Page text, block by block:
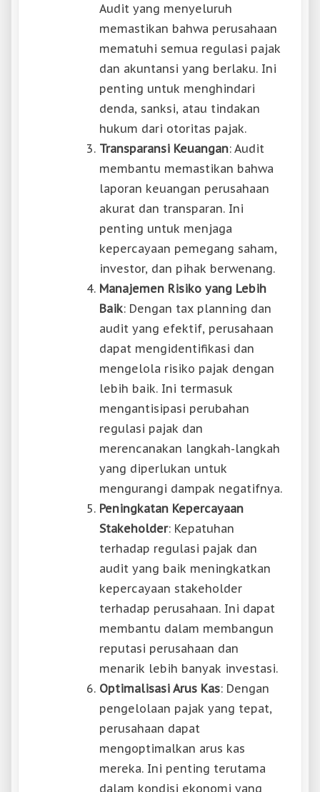
Audit yang menyeluruh
memastikan bahwa perusahaan
mematuhi semua regulasi pajak
dan akuntansi yang berlaku. Ini
penting untuk menghindari
denda, sanksi, atau tindakan
hukum dari otoritas pajak.
Transparansi Keuangan: Audit
membantu memastikan bahwa
laporan keuangan perusahaan
akurat dan transparan. Ini
penting untuk menjaga
kepercayaan pemegang saham,
investor, dan pihak berwenang.
Manajemen Risiko yang Lebih
Baik: Dengan tax planning dan
audit yang efektif, perusahaan
dapat mengidentifikasi dan
mengelola risiko pajak dengan
lebih baik. Ini termasuk
mengantisipasi perubahan
regulasi pajak dan
merencanakan langkah-langkah
yang diperlukan untuk
mengurangi dampak negatifnya.
Peningkatan Kepercayaan
Stakeholder: Kepatuhan
terhadap regulasi pajak dan
audit yang baik meningkatkan
kepercayaan stakeholder
terhadap perusahaan. Ini dapat
membantu dalam membangun
reputasi perusahaan dan
menarik lebih banyak investasi.
Optimalisasi Arus Kas: Dengan
pengelolaan pajak yang tepat,
perusahaan dapat
mengoptimalkan arus kas
mereka. Ini penting terutama
dalam kondisi ekonomi yang